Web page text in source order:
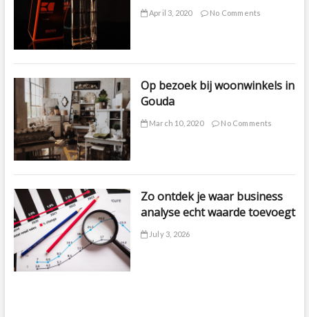
April 3, 2020 No Comments
Op bezoek bij woonwinkels in
Gouda
March 10, 2020 No Comments
Zo ontdek je waar business
analyse echt waarde toevoegt
July 3, 2026